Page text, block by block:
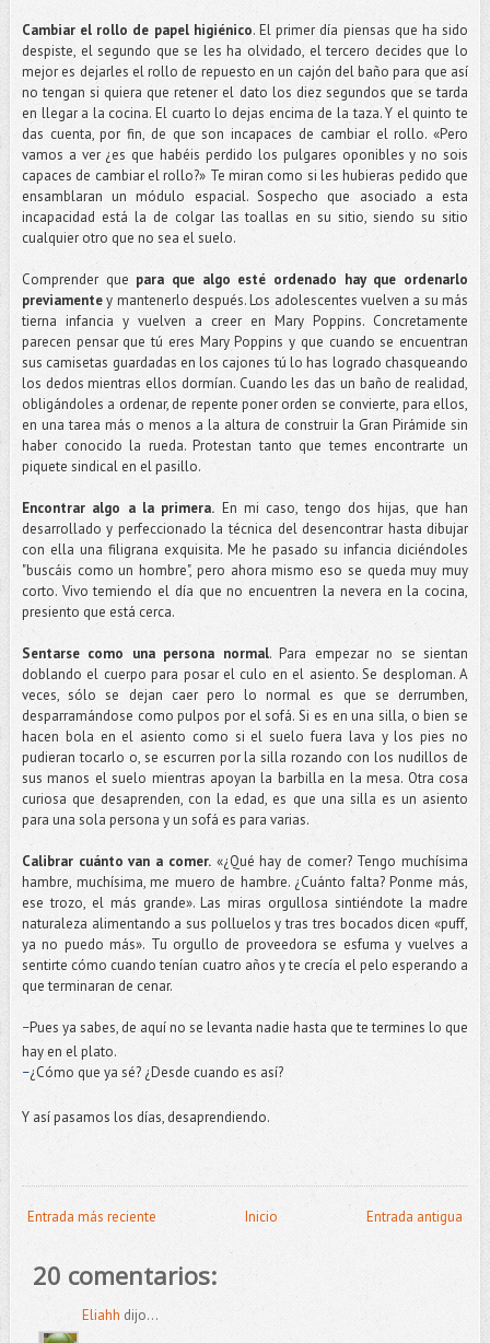
Cambiar el rollo de papel higiénico. El primer día piensas que ha sido
despiste, el segundo que se les ha olvidado, el tercero decides que lo
mejor es dejarles el rollo de repuesto en un cajón del baño para que así
no tengan si quiera que retener el dato los diez segundos que se tarda
en llegar a la cocina. El cuarto lo dejas encima de la taza. Y el quinto te
das cuenta, por fin, de que son incapaces de cambiar el rollo. «Pero
vamos a ver ¿es que habéis perdido los pulgares oponibles y no sois
capaces de cambiar el rollo?» Te miran como si les hubieras pedido que
ensamblaran un módulo espacial. Sospecho que asociado a esta
incapacidad está la de colgar las toallas en su sitio, siendo su sitio
cualquier otro que no sea el suelo.
Comprender que para que algo esté ordenado hay que ordenarlo
previamentey mantenerlo después. Los adolescentes vuelven a su más
tierna infancia y vuelven a creer en Mary Poppins. Concretamente
parecen pensar que tú eres Mary Poppins y que cuando se encuentran
sus camisetas guardadas en los cajones tú lo has logrado chasqueando
los dedos mientras ellos dormían. Cuando les das un baño de realidad,
obligándoles a ordenar, de repente poner orden se convierte, para ellos,
en una tarea más o menos a la altura de construir la Gran Pirámide sin
haber conocido la rueda. Protestan tanto que temes encontrarte un
piquete sindical en el pasillo.
Encontrar algo a la primera. En mi caso, tengo dos hijas, que han
desarrollado y perfeccionado la técnica del desencontrar hasta dibujar
con ella una filigrana exquisita. Me he pasado su infancia diciéndoles
"buscáis como un hombre", pero ahora mismo eso se queda muy muy
corto. Vivo temiendo el día que no encuentren la nevera en la cocina,
presiento que está cerca.
Sentarse como una persona normal. Para empezar no se sientan
doblando el cuerpo para posar el culo en el asiento. Se desploman. A
veces, sólo se dejan caer pero lo normal es que se derrumben,
desparramándose como pulpos por el sofá. Si es en una silla, o bien se
hacen bola en el asiento como si el suelo fuera lava y los pies no
pudieran tocarlo o, se escurren por la silla rozando con los nudillos de
sus manos el suelo mientras apoyan la barbilla en la mesa. Otra cosa
curiosa que desaprenden, con la edad, es que una silla es un asiento
para una sola persona y un sofá es para varias.
Calibrar cuánto van a comer.«¿Qué hay de comer? Tengo muchísima
hambre, muchísima, me muero de hambre. ¿Cuánto falta? Ponme más,
ese trozo, el más grande». Las miras orgullosa sintiéndote la madre
naturaleza alimentando a sus polluelos y tras tres bocados dicen «puff,
ya no puedo más». Tu orgullo de proveedora se esfuma y vuelves a
sentirte cómo cuando tenían cuatro años y te crecía el pelo esperando a
que terminaran de cenar.
–Pues ya sabes, de aquí no se levanta nadie hasta que te termines lo que
hay en el plato.
–¿Cómo que ya sé? ¿Desde cuando es así?
Y así pasamos los días, desaprendiendo.
Entrada más reciente Entrada antigua
Inicio
20 comentarios:
Eliahh dijo...